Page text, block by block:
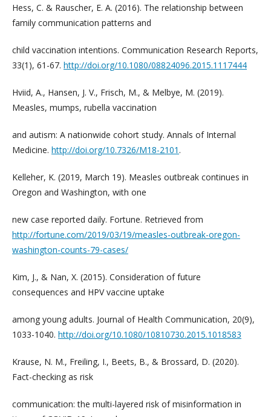
Hess, C. & Rauscher, E. A. (2016). The relationship between
family communication patterns and
child vaccination intentions. Communication Research Reports,
33(1), 61-67. http://doi.org/10.1080/08824096.2015.1117444
Hviid, A., Hansen, J. V., Frisch, M., & Melbye, M. (2019).
Measles, mumps, rubella vaccination
and autism: A nationwide cohort study. Annals of Internal
Medicine. http://doi.org/10.7326/M18-2101 .
Kelleher, K. (2019, March 19). Measles outbreak continues in
Oregon and Washington, with one
new case reported daily. Fortune. Retrieved from
http://fortune.com/2019/03/19/measles-outbreak-oregon-
washington-counts-79-cases/
Kim, J., & Nan, X. (2015). Consideration of future
consequences and HPV vaccine uptake
among young adults. Journal of Health Communication, 20(9),
1033-1040. http://doi.org/10.1080/10810730.2015.1018583
Krause, N. M., Freiling, I., Beets, B., & Brossard, D. (2020).
Fact-checking as risk
communication: the multi-layered risk of misinformation in